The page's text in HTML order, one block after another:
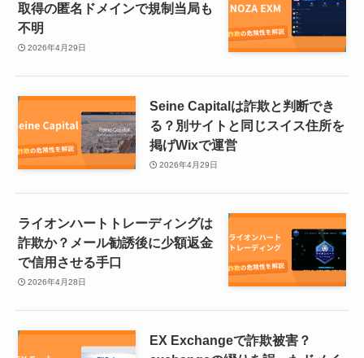
取得の匿名ドメインで規制当局も
不明
2026年4月29日
Seine Capitalは詐欺と判断でき
る？別サイトと同じスイス住所を
掲げWixで運営
2026年4月29日
ライオンハートトレーディングは
詐欺か？メール勧誘後に少額返金
で信用させる手口
2026年4月28日
EX Exchangeで詐欺被害？